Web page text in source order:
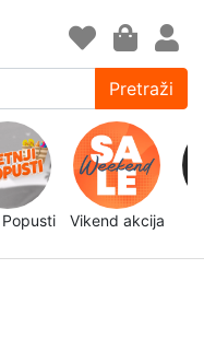
Pretraži
Vikend akcija